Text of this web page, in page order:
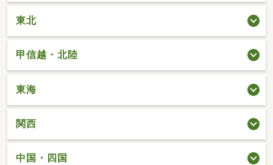
東北
甲信越・北陸
東海
関西
中国・四国